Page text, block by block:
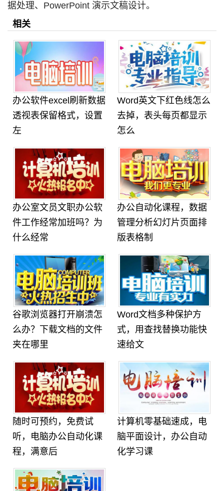
据处理、PowerPoint 演示文稿设计。
相关
办公软件excel刷新数据
透视表保留格式，设置
左
Word英文下红色线怎么
去掉，表头每页都显示
怎么
办公室文员文职办公软
件工作经常加班吗？为
什么经常
办公自动化课程，数据
管理分析幻灯片页面排
版表格制
谷歌浏览器打开崩溃怎
么办？下载文档的文件
夹在哪里
Word文档多种保护方
式，用查找替换功能快
速给文
随时可预约，免费试
听，电脑办公自动化课
程，满意后
计算机零基础速成，电
脑平面设计，办公自动
化学习课